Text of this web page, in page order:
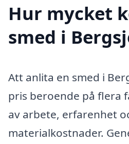
Hur mycket
smed i
Att anlita en smed i
pris beroende på flera
av arbete, erfarenhet
materialkostnader.